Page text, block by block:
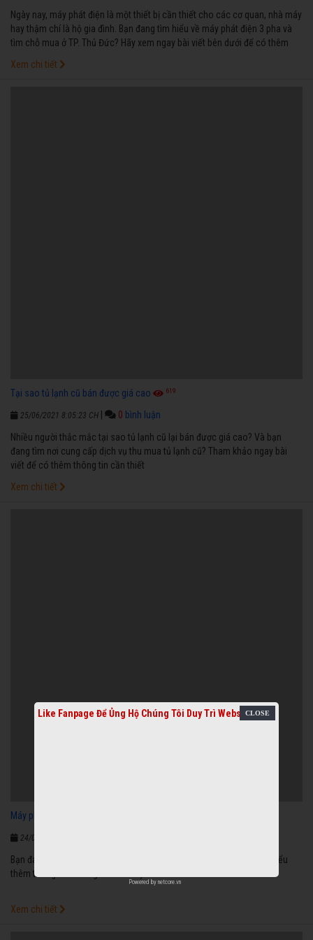
Ngày nay, máy phát điện là một thiết bị cần thiết cho các cơ quan, nhà máy
hay thậm chí là hộ gia đình. Bạn đang tìm hiểu về máy phát điện 3 pha và
tìm chỗ mua ở TP. Thủ Đức? Hãy xem ngay bài viết bên dưới để có thêm
Xem chi tiết
Tại sao tủ lạnh cũ bán được giá cao 619
25/06/2021 8:05:23 CH 0 bình luận
Nhiều người thắc mắc tại sao tủ lạnh cũ lại bán được giá cao? Và bạn
đang tìm nơi cung cấp dịch vụ thu mua tủ lạnh cũ? Tham khảo ngay bài
viết để có thêm thông tin cần thiết
Xem chi tiết
Máy phát điện 3 pha ở TP Thủ Đức
24/06/2021 10:52:14 CH
Bạn đang có nhu cầu mua máy phát điện 3 pha ở TP Thủ Đức? Tìm hiểu
thêm thông tin ở trong bài viết này.
Xem chi tiết
Like Fanpage Để Ủng Hộ Chúng Tôi Duy Trì Website
Powered by netcore.vn